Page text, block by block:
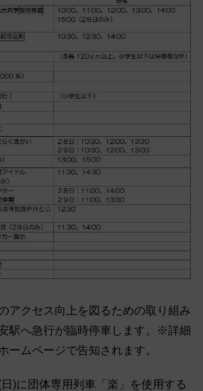
アクセス向上を図るための取り組み
駅へ急行が臨時停車します。※詳細
ームページで告知されます。
)に団体専用列車「楽」を使用する